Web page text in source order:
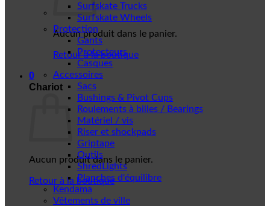
Aucun produit dans le panier.
Retour à la boutique
0
Chariot
Aucun produit dans le panier.
Retour à la boutique
Surfskate Trucks
Surfskate Wheels
Protection
Gants
Protecteurs
Casques
Accessoires
Sacs
Bushings & Pivot Cups
Roulements à billes / Bearings
Matériel / vis
Riser et shockpads
Griptape
Outils
ShredLights
Planches d'équilibre
Kendama
Vêtements de ville